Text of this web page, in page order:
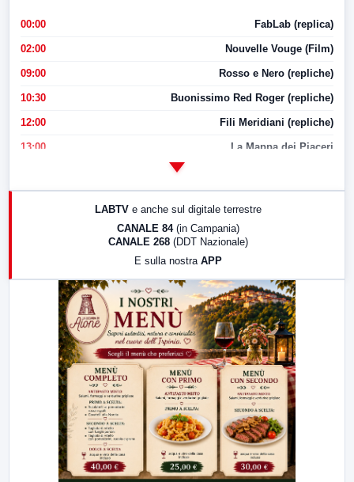
00:00 FabLab (replica)
02:00 Nouvelle Vouge (Film)
09:00 Rosso e Nero (repliche)
10:30 Buonissimo Red Roger (repliche)
12:00 Fili Meridiani (repliche)
13:00 La Mappa dei Piaceri
LabNews (replica)
LABTV e anche sul digitale terrestre
CANALE 84 (in Campania)
CANALE 268 (DDT Nazionale)
E sulla nostra APP